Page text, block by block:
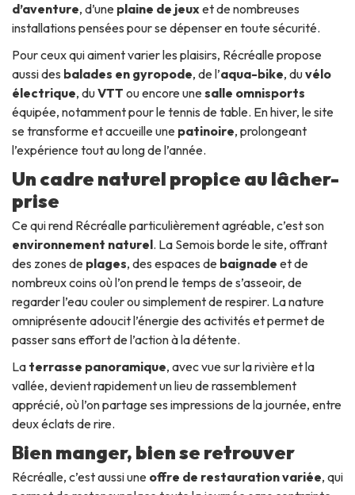
d’aventure, d’une plaine de jeuxet de nombreuses
installations pensées pour se dépenser en toute sécurité.
Pour ceux qui aiment varier les plaisirs, Récréalle propose
aussi des balades en gyropode, de l’aqua-bike, duvélo
électrique, duVTT ou encore unesalle omnisports
équipée, notamment pour le tennis de table. En hiver, le site
se transforme et accueille une patinoire, prolongeant
l’expérience tout au long de l’année.
Un cadre naturel propice au lâcher-
prise
Ce qui rend Récréalle particulièrement agréable, c’est son
environnement naturel. La Semois borde le site, offrant
des zones de plages, des espaces de baignade et de
nombreux coins où l’on prend le temps de s’asseoir, de
regarder l’eau couler ou simplement de respirer. La nature
omniprésente adoucit l’énergie des activités et permet de
passer sans effort de l’action à la détente.
La terrasse panoramique, avec vue sur la rivière et la
vallée, devient rapidement un lieu de rassemblement
apprécié, où l’on partage ses impressions de la journée, entre
deux éclats de rire.
Bien manger, bien se retrouver
Récréalle, c’est aussi une offre de restauration variée, qui